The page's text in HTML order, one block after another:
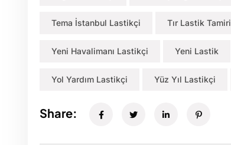
Tema İstanbul Lastikçi Tır Lastik Tamiri
Yeni Havalimanı Lastikçi Yeni Lastik
Yol Yardım Lastikçi Yüz Yıl Lastikçi
Share: